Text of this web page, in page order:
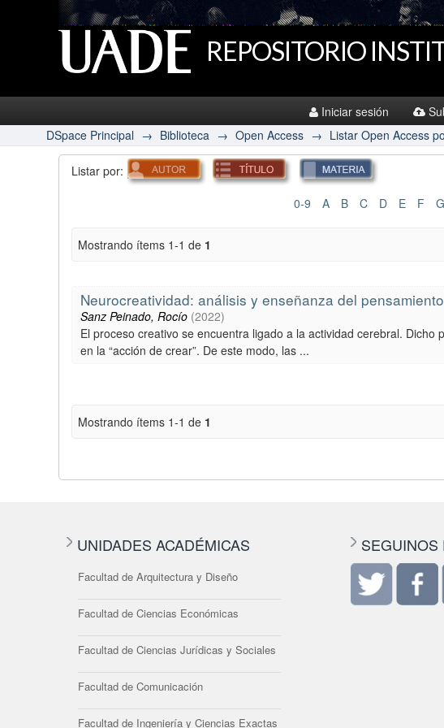
REPOSITORIO
Iniciar sesión
DSpace Principal → Biblioteca → Open Access → Listar Open Access
Listar por:
0-9 A B C D E F G
Mostrando ítems 1-1 de 1
Neurocreatividad: análisis y enseñanza del
Sanz Peinado, Rocío (2022)
El proceso creativo se encuentra ligado a la actividad cerebral.
en la “acción de crear”. De este modo, las ...
Mostrando ítems 1-1 de 1
UNIDADES ACADÉMICAS
Facultad de Arquitectura y Diseño
Facultad de Ciencias Económicas
Facultad de Ciencias Jurídicas y Sociales
Facultad de Comunicación
Facultad de Ingeniería y Ciencias Exactas
SEGUINOS